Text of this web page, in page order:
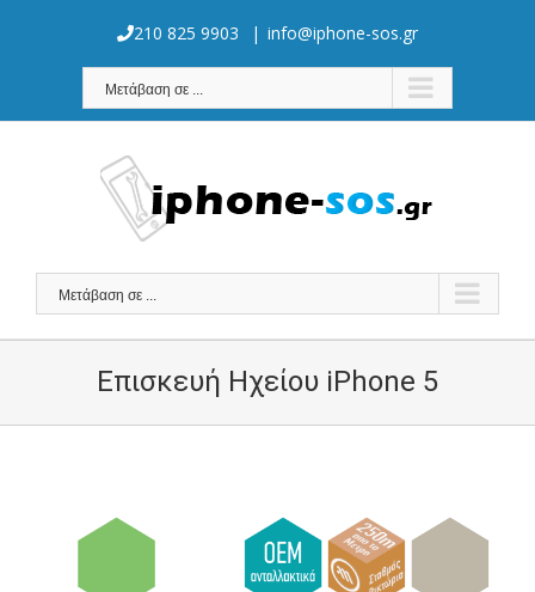
210 825 9903 | info@iphone-sos.gr
Μετάβαση σε ...
Μετάβαση σε ...
Επισκευή Ηχείου iPhone 5